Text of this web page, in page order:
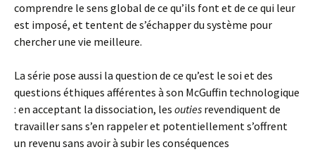
comprendre le sens global de ce qu’ils font et de ce qui leur
est imposé, et tentent de s’échapper du système pour
chercher une vie meilleure.
La série pose aussi la question de ce qu’est le soi et des
questions éthiques afférentes à son McGuffin technologique
: en acceptant la dissociation, les outies revendiquent de
travailler sans s’en rappeler et potentiellement s’offrent
un revenu sans avoir à subir les conséquences